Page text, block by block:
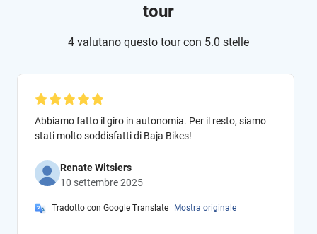
tour
4 valutano questo tour con 5.0 stelle
Abbiamo fatto il giro in autonomia. Per il resto, siamo
stati molto soddisfatti di Baja Bikes!
Renate Witsiers
10 settembre 2025
Tradotto con Google Translate Mostra originale